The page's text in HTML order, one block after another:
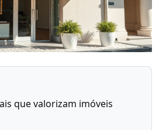
que valorizam imóveis